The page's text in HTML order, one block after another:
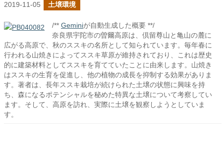
2019-11-05 土壌環境
/** Geminiが自動生成した概要 **/
奈良県宇陀市の曽爾高原は、倶留尊山と亀山の麓に
広がる高原で、秋のススキの名所として知られています。毎年春に
行われる山焼きによってススキ草原が維持されており、これは歴史
的に建築材料としてススキを育てていたことに由来します。山焼き
はススキの生育を促進し、他の植物の成長を抑制する効果がありま
す。著者は、長年ススキ栽培が続けられた土壌の状態に興味を持
ち、森になるポテンシャルを秘めた特異な土壌について考察してい
ます。そして、高原を訪れ、実際に土壌を観察しようとしていま
す。